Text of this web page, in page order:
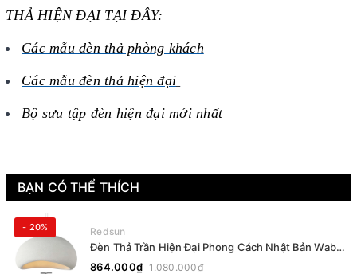
THẢ HIỆN ĐẠI TẠI ĐÂY:
Các mẫu đèn thả phòng khách
Các mẫu đèn thả hiện đại
Bộ sưu tập đèn hiện đại mới nhất
BẠN CÓ THỂ THÍCH
- 20% Redsun
Đèn Thả Trần Hiện Đại Phong Cách Nhật Bản Wabi-
sabi CDT-T036 Dáng B
864.000₫ 1.080.000₫